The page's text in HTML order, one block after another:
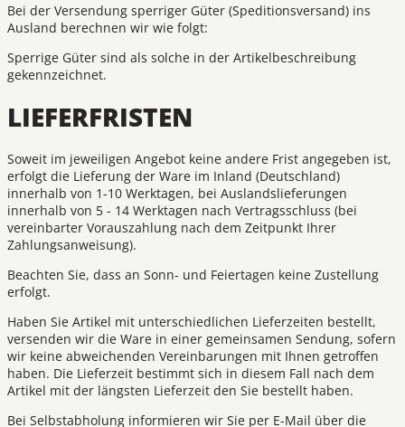
Bei der Versendung sperriger Güter (Speditionsversand) ins
Ausland berechnen wir wie folgt:
Sperrige Güter sind als solche in der Artikelbeschreibung
gekennzeichnet.
LIEFERFRISTEN
Soweit im jeweiligen Angebot keine andere Frist angegeben ist,
erfolgt die Lieferung der Ware im Inland (Deutschland)
innerhalb von 1-10 Werktagen, bei Auslandslieferungen
innerhalb von 5 - 14 Werktagen nach Vertragsschluss (bei
vereinbarter Vorauszahlung nach dem Zeitpunkt Ihrer
Zahlungsanweisung).
Beachten Sie, dass an Sonn- und Feiertagen keine Zustellung
erfolgt.
Haben Sie Artikel mit unterschiedlichen Lieferzeiten bestellt,
versenden wir die Ware in einer gemeinsamen Sendung, sofern
wir keine abweichenden Vereinbarungen mit Ihnen getroffen
haben. Die Lieferzeit bestimmt sich in diesem Fall nach dem
Artikel mit der längsten Lieferzeit den Sie bestellt haben.
Bei Selbstabholung informieren wir Sie per E-Mail über die